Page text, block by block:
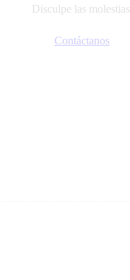
Disculpe las molestias.
Contáctanos